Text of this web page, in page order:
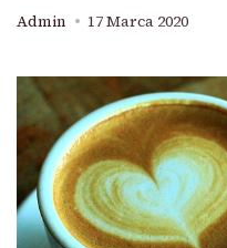
Admin 17 Marca 2020